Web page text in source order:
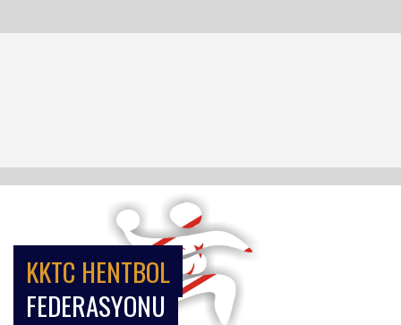
KKTC HENTBOL
FEDERASYONU